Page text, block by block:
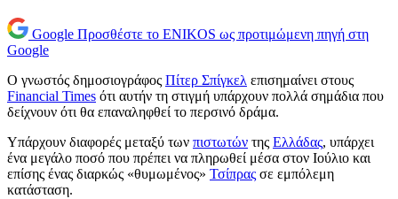
Google Προσθέστε το ENIKOS ως προτιμώμενη πηγή στη
Google
Ο γνωστός δημοσιογράφος Πίτερ Σπίγκελ επισημαίνει στους
Financial Times ότι αυτήν τη στιγμή υπάρχουν πολλά σημάδια που
δείχνουν ότι θα επαναληφθεί το περσινό δράμα.
Υπάρχουν διαφορές μεταξύ των πιστωτών της Ελλάδας, υπάρχει
ένα μεγάλο ποσό που πρέπει να πληρωθεί μέσα στον Ιούλιο και
επίσης ένας διαρκώς «θυμωμένος» Τσίπρας σε εμπόλεμη
κατάσταση.